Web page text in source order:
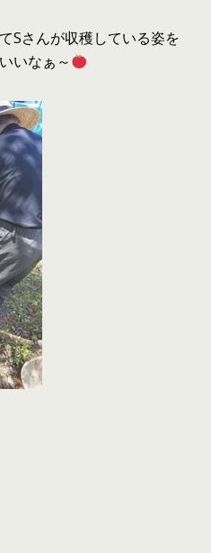
Sさんが収穫している姿を
いなぁ～